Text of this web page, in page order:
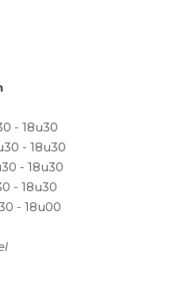
- 18u30
- 18u30
- 18u30
- 18u30
- 18u00